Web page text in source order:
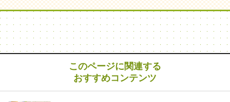
このページに関連する
おすすめコンテンツ